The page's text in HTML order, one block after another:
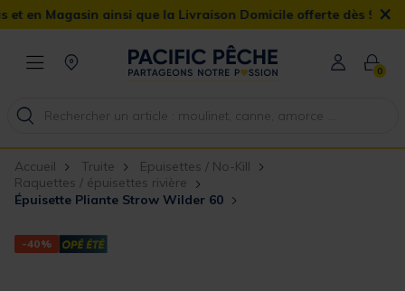
ainsi que la Livraison Domicile offerte dès 90€ ×
0
Accueil Truite
Epuisettes / No-Kill
Raquettes / épuisettes rivière
Épuisette Pliante Strow Wilder 60
-40%